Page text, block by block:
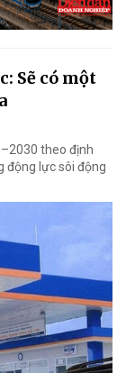
Sẽ có một
theo định
động lực sôi động